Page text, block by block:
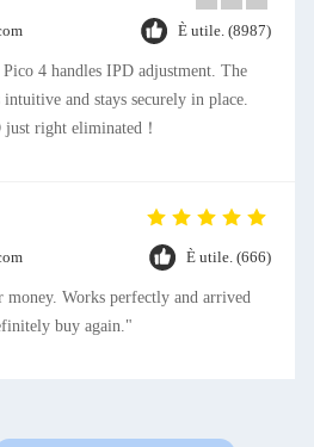
È utile. (8987)
4 handles IPD adjustment. The
and stays securely in place.
right eliminated！
È utile. (666)
money. Works perfectly and arrived
buy again."